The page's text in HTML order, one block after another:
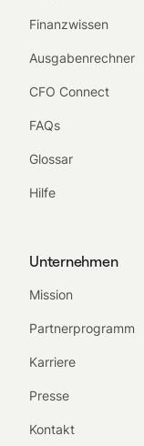
Finanzwissen
Ausgabenrechner
CFO Connect
FAQs
Glossar
Hilfe
Unternehmen
Mission
Partnerprogramm
Karriere
Presse
Kontakt